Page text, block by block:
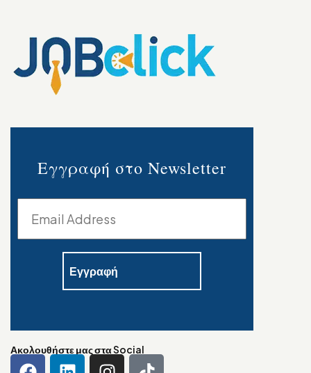
Εγγραφή στο Newsletter
Ακολουθήστε μας στα Social